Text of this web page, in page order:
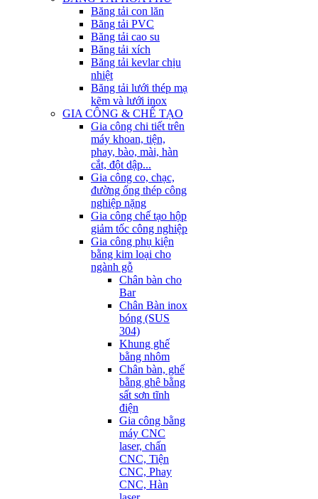
Băng tải con lăn
Băng tải PVC
Băng tải cao su
Băng tải xích
Băng tải kevlar chịu
nhiệt
Băng tải lưới thép mạ
kẽm và lưới inox
GIA CÔNG & CHẾ TẠO
Gia công chi tiết trên
máy khoan, tiện,
phay, bào, mài, hàn
cắt, đột dập...
Gia công co, chạc,
đường ống thép công
nghiệp nặng
Gia công chế tạo hộp
giảm tốc công nghiệp
Gia công phụ kiện
bằng kim loại cho
ngành gỗ
Chân bàn cho
Bar
Chân Bàn inox
bóng (SUS
304)
Khung ghế
bằng nhôm
Chân bàn, ghế
bằng ghê bằng
sất sơn tĩnh
điện
Gia công bằng
máy CNC
laser, chấn
CNC, Tiện
CNC, Phay
CNC, Hàn